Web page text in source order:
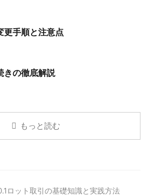
更手順と注意点
きの徹底解説
もっと読む
ロット取引の基礎知識と実践方法